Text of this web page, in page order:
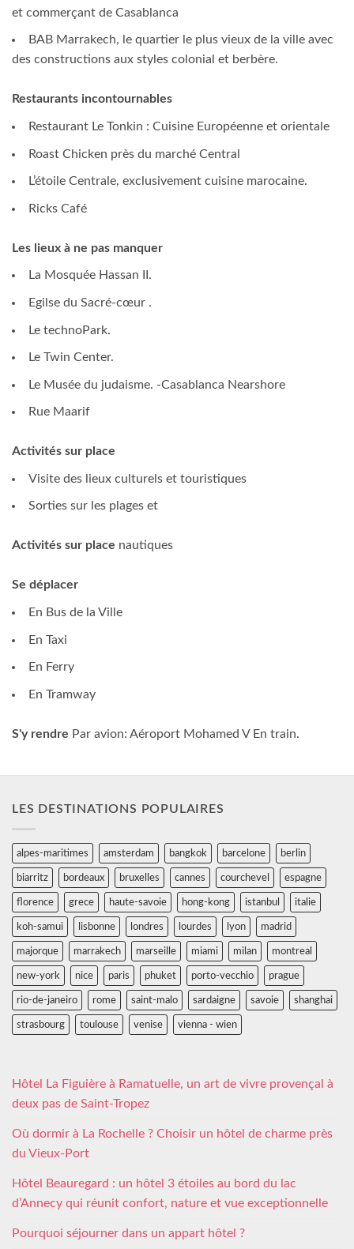
et commerçant de Casablanca
BAB Marrakech, le quartier le plus vieux de la ville avec
des constructions aux styles colonial et berbère.
Restaurants incontournables
Restaurant Le Tonkin : Cuisine Européenne et orientale
Roast Chicken près du marché Central
L’étoile Centrale, exclusivement cuisine marocaine.
Ricks Café
Les lieux à ne pas manquer
La Mosquée Hassan II.
Egilse du Sacré-cœur .
Le technoPark.
Le Twin Center.
Le Musée du judaisme. -Casablanca Nearshore
Rue Maarif
Activités sur place
Visite des lieux culturels et touristiques
Sorties sur les plages et
Activités sur place nautiques
Se déplacer
En Bus de la Ville
En Taxi
En Ferry
En Tramway
S'y rendre Par avion: Aéroport Mohamed V En train.
LES DESTINATIONS POPULAIRES
alpes-maritimes amsterdam bangkok barcelone berlin
biarritz bordeaux bruxelles cannes courchevel espagne
florence grece haute-savoie hong-kong istanbul italie
koh-samui lisbonne londres lourdes lyon madrid
majorque marrakech marseille miami milan montreal
new-york nice paris phuket porto-vecchio prague
rio-de-janeiro rome saint-malo sardaigne savoie shanghai
strasbourg toulouse venise vienna - wien
Hôtel La Figuière à Ramatuelle, un art de vivre provençal à
deux pas de Saint-Tropez
Où dormir à La Rochelle ? Choisir un hôtel de charme près
du Vieux-Port
Hôtel Beauregard : un hôtel 3 étoiles au bord du lac
d’Annecy qui réunit confort, nature et vue exceptionnelle
Pourquoi séjourner dans un appart hôtel ?